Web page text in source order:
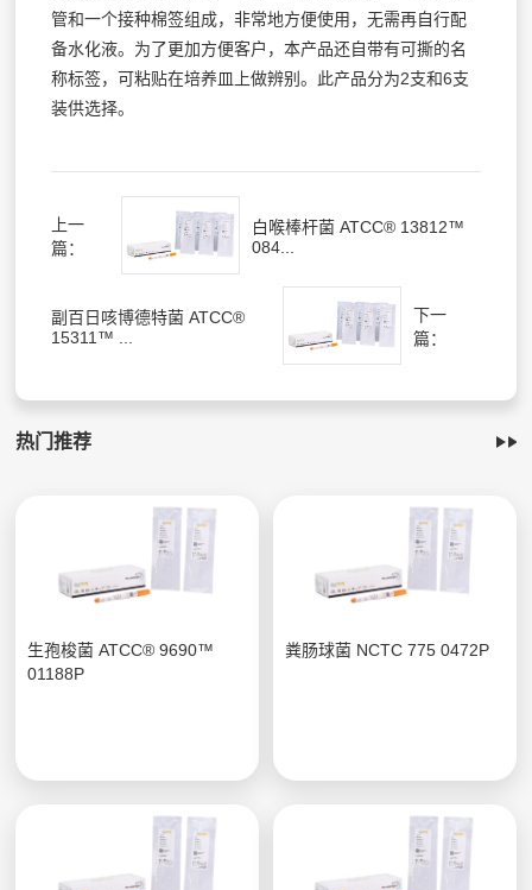
管和一个接种棉签组成，非常地方便使用，无需再自行配
备水化液。为了更加方便客户，本产品还自带有可撕的名
称标签，可粘贴在培养皿上做辨别。此产品分为2支和6支
装供选择。
上一
篇：
白喉棒杆菌 ATCC® 13812™
084...
副百日咳博德特菌 ATCC®
15311™ ...
下一
篇：
热门推荐
生孢梭菌 ATCC® 9690™
01188P
粪肠球菌 NCTC 775 0472P